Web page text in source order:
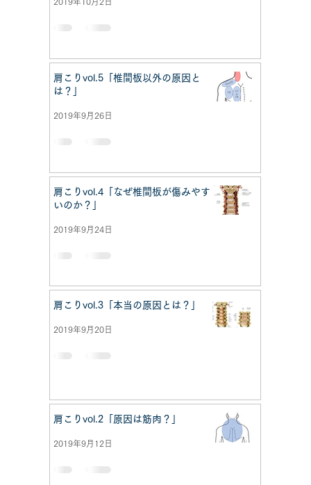
肩こりvol.5「椎間板以外の原因と
は？」
2019年9月26日
肩こりvol.4「なぜ椎間板が傷みやす
いのか？」
2019年9月24日
肩こりvol.3「本当の原因とは？」
2019年9月20日
肩こりvol.2「原因は筋肉？」
2019年9月12日